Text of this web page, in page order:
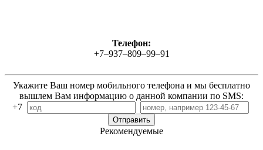
Телефон:
+7‒937‒809‒99‒91
Укажите Ваш номер мобильного телефона и мы бесплатно
вышлем Вам информацию о данной компании по SMS:
+7
Рекомендуемые